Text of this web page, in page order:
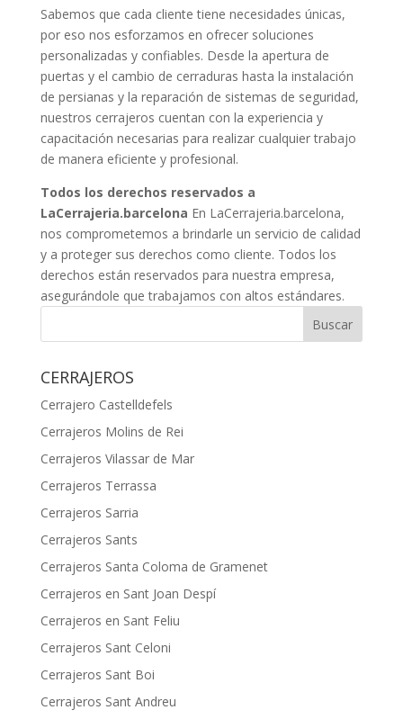
Sabemos que cada cliente tiene necesidades únicas,
por eso nos esforzamos en ofrecer soluciones
personalizadas y confiables. Desde la apertura de
puertas y el cambio de cerraduras hasta la instalación
de persianas y la reparación de sistemas de seguridad,
nuestros cerrajeros cuentan con la experiencia y
capacitación necesarias para realizar cualquier trabajo
de manera eficiente y profesional.
Todos los derechos reservados a
LaCerrajeria.barcelona En LaCerrajeria.barcelona,
nos comprometemos a brindarle un servicio de calidad
y a proteger sus derechos como cliente. Todos los
derechos están reservados para nuestra empresa,
asegurándole que trabajamos con altos estándares.
Buscar
CERRAJEROS
Cerrajero Castelldefels
Cerrajeros Molins de Rei
Cerrajeros Vilassar de Mar
Cerrajeros Terrassa
Cerrajeros Sarria
Cerrajeros Sants
Cerrajeros Santa Coloma de Gramenet
Cerrajeros en Sant Joan Despí
Cerrajeros en Sant Feliu
Cerrajeros Sant Celoni
Cerrajeros Sant Boi
Cerrajeros Sant Andreu